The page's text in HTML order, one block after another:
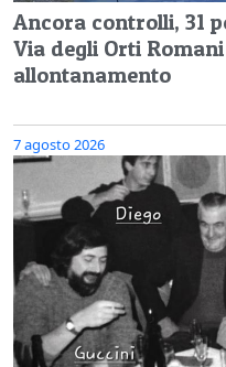
Ancora controlli, 31
Via degli Orti
allontanamento
7 agosto 2026